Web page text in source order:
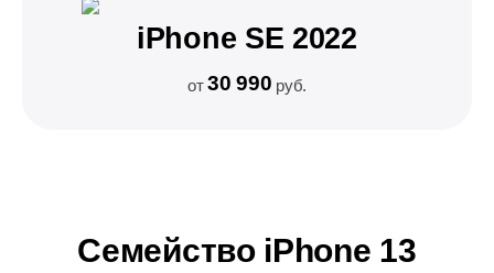
iPhone SE 2022
от30 990 руб.
Семейство iPhone 13